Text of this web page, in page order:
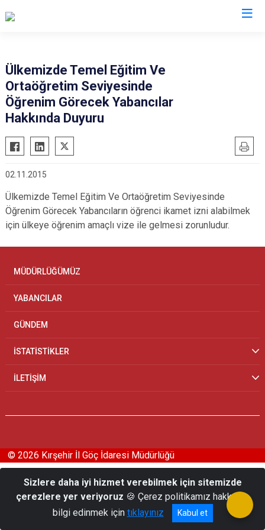
Ülkemizde Temel Eğitim Ve
Ortaöğretim Seviyesinde
Öğrenim Görecek Yabancılar
Hakkında Duyuru
02.11.2015
Ülkemizde Temel Eğitim Ve Ortaöğretim Seviyesinde
Öğrenim Görecek Yabancıların öğrenci ikamet izni alabilmek
için ülkeye öğrenim amaçlı vize ile gelmesi zorunludur.
MÜDÜRLÜĞÜMÜZ
YABANCILAR
GÜNDEM
İSTATİSTİKLER
İLETİŞİM
© 2026 Kırşehir İl Göç İdaresi Müdürlüğü
Sizlere daha iyi hizmet verebilmek için sitemizde
çerezlere yer veriyoruz 🍪 Çerez politikamız hakkında
bilgi edinmek için tıklayınız Kabul et